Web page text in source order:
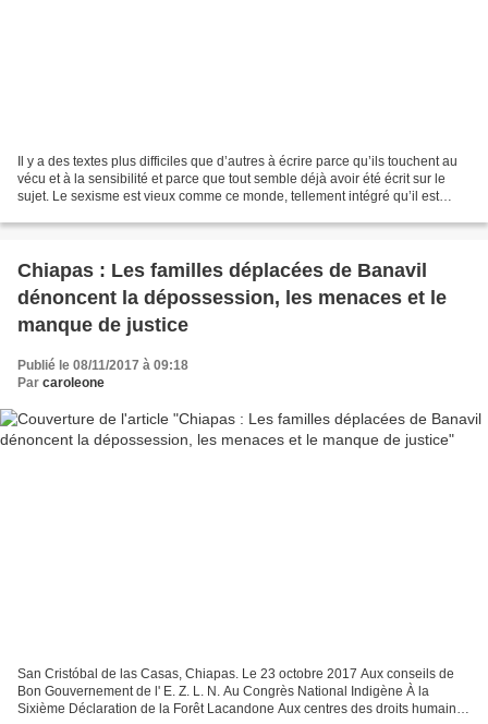
Il y a des textes plus difficiles que d’autres à écrire parce qu’ils touchent au
vécu et à la sensibilité et parce que tout semble déjà avoir été écrit sur le
sujet. Le sexisme est vieux comme ce monde, tellement intégré qu’il est
Chiapas : Les familles déplacées de Banavil
dénoncent la dépossession, les menaces et le
manque de justice
Publié le 08/11/2017 à 09:18
Par caroleone
San Cristóbal de las Casas, Chiapas. Le 23 octobre 2017 Aux conseils de
Bon Gouvernement de l' E. Z. L. N. Au Congrès National Indigène À la
Sixième Déclaration de la Forêt Lacandone Aux centres des droits humains